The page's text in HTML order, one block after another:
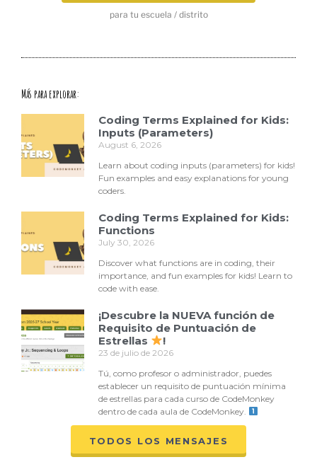
TODOS LOS MENSAJES
para tu escuela / distrito
Más para explorar:
Coding Terms Explained for Kids:
Inputs (Parameters)
August 6, 2026
Learn about coding inputs (parameters) for kids!
Fun examples and easy explanations for young
coders.
Coding Terms Explained for Kids:
Functions
July 30, 2026
Discover what functions are in coding, their
importance, and fun examples for kids! Learn to
code with ease.
¡Descubre la NUEVA función de
Requisito de Puntuación de
Estrellas
!
23 de julio de 2026
Tú, como profesor o administrador, puedes
establecer un requisito de puntuación mínima
de estrellas para cada curso de CodeMonkey
dentro de cada aula de CodeMonkey.